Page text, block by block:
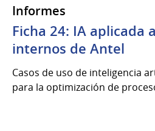
Informes
Ficha 24: IA aplicada
internos de Antel
Casos de uso de inteligencia
para la optimización de